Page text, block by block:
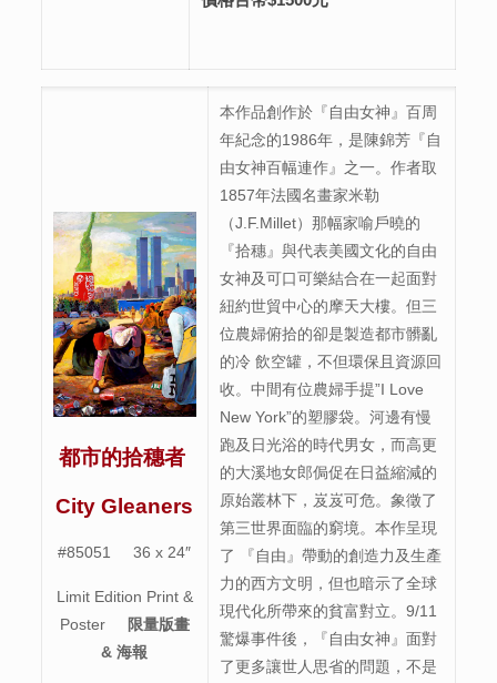
都市的拾穗者
City Gleaners
#85051 36 x 24″
Limit Edition Print &
Poster 限量版畫
& 海報
本作品創作於『自由女神』百周
年紀念的1986年，是陳錦芳『自
由女神百幅連作』之一。作者取
1857年法國名畫家米勒
（J.F.Millet）那幅家喻戶曉的
『拾穗』與代表美國文化的自由
女神及可口可樂結合在一起面對
紐約世貿中心的摩天大樓。但三
位農婦俯拾的卻是製造都市髒亂
的冷 飲空罐，不但環保且資源回
收。中間有位農婦手提”I Love
New York”的塑膠袋。河邊有慢
跑及日光浴的時代男女，而高更
的大溪地女郎侷促在日益縮減的
原始叢林下，岌岌可危。象徵了
第三世界面臨的窮境。本作呈現
了 『自由』帶動的創造力及生產
力的西方文明，但也暗示了全球
現代化所帶來的貧富對立。9/11
驚爆事件後，『自由女神』面對
了更多讓世人思省的問題，不是